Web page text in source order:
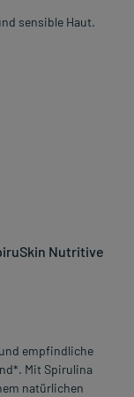
sensible Haut.
Nutritive
empfindliche
Mit Spirulina
natürlichen